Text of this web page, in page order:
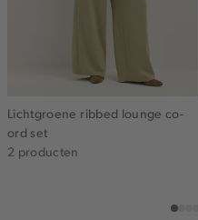
Lichtgroene ribbed lounge co-
ord set
2 producten